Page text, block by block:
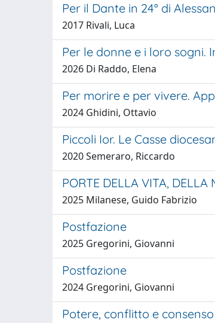
Per il Dante in 24° di
2017 Rivali, Luca
Per le donne e i loro
2026 Di Raddo, Elena
Per morire e per vivere.
2024 Ghidini, Ottavio
Piccoli Ior. Le Casse
2020 Semeraro, Riccardo
PORTE DELLA VITA,
2025 Milanese, Guido Fabrizio
Postfazione
2025 Gregorini, Giovanni
Postfazione
2024 Gregorini, Giovanni
Potere, conflitto e